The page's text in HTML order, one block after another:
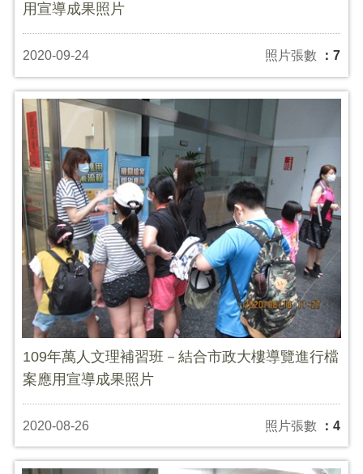
用宣導成果照片
2020-09-24 照片張數 ：7
109年萬人文理補習班－結合市政大樓導覽進行檔
案應用宣導成果照片
2020-08-26 照片張數 ：4